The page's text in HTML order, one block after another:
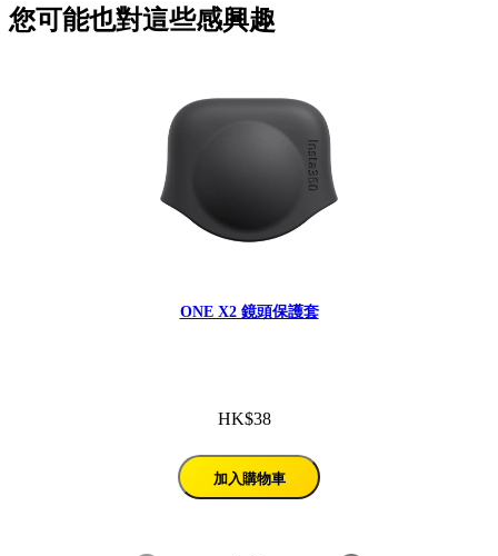
您可能也對這些感興趣
ONE X2 鏡頭保護套
HK$38
加入購物車